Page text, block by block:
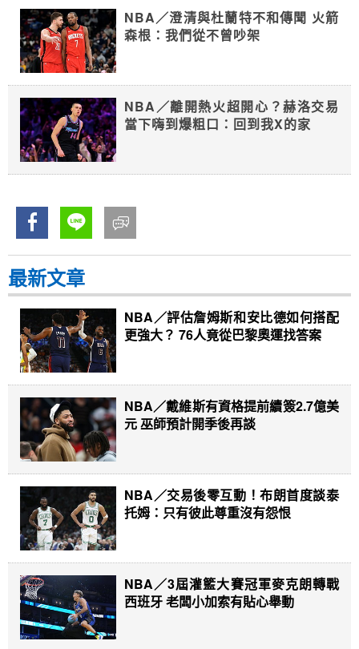
NBA／澄清與杜蘭特不和傳聞 火箭
森根：我們從不曾吵架
NBA／離開熱火超開心？赫洛交易
當下嗨到爆粗口：回到我X的家
最新文章
NBA／評估詹姆斯和安比德如何搭配
更強大？ 76人竟從巴黎奧運找答案
NBA／戴維斯有資格提前續簽2.7億美
元 巫師預計開季後再談
NBA／交易後零互動！布朗首度談泰
托姆：只有彼此尊重沒有怨恨
NBA／3屆灌籃大賽冠軍麥克朗轉戰
西班牙 老闆小加索有貼心舉動